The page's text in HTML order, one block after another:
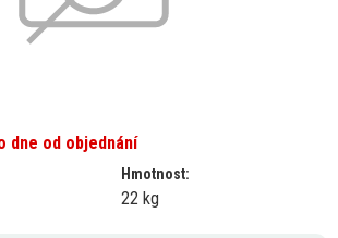
dne od objednání
Hmotnost:
22 kg